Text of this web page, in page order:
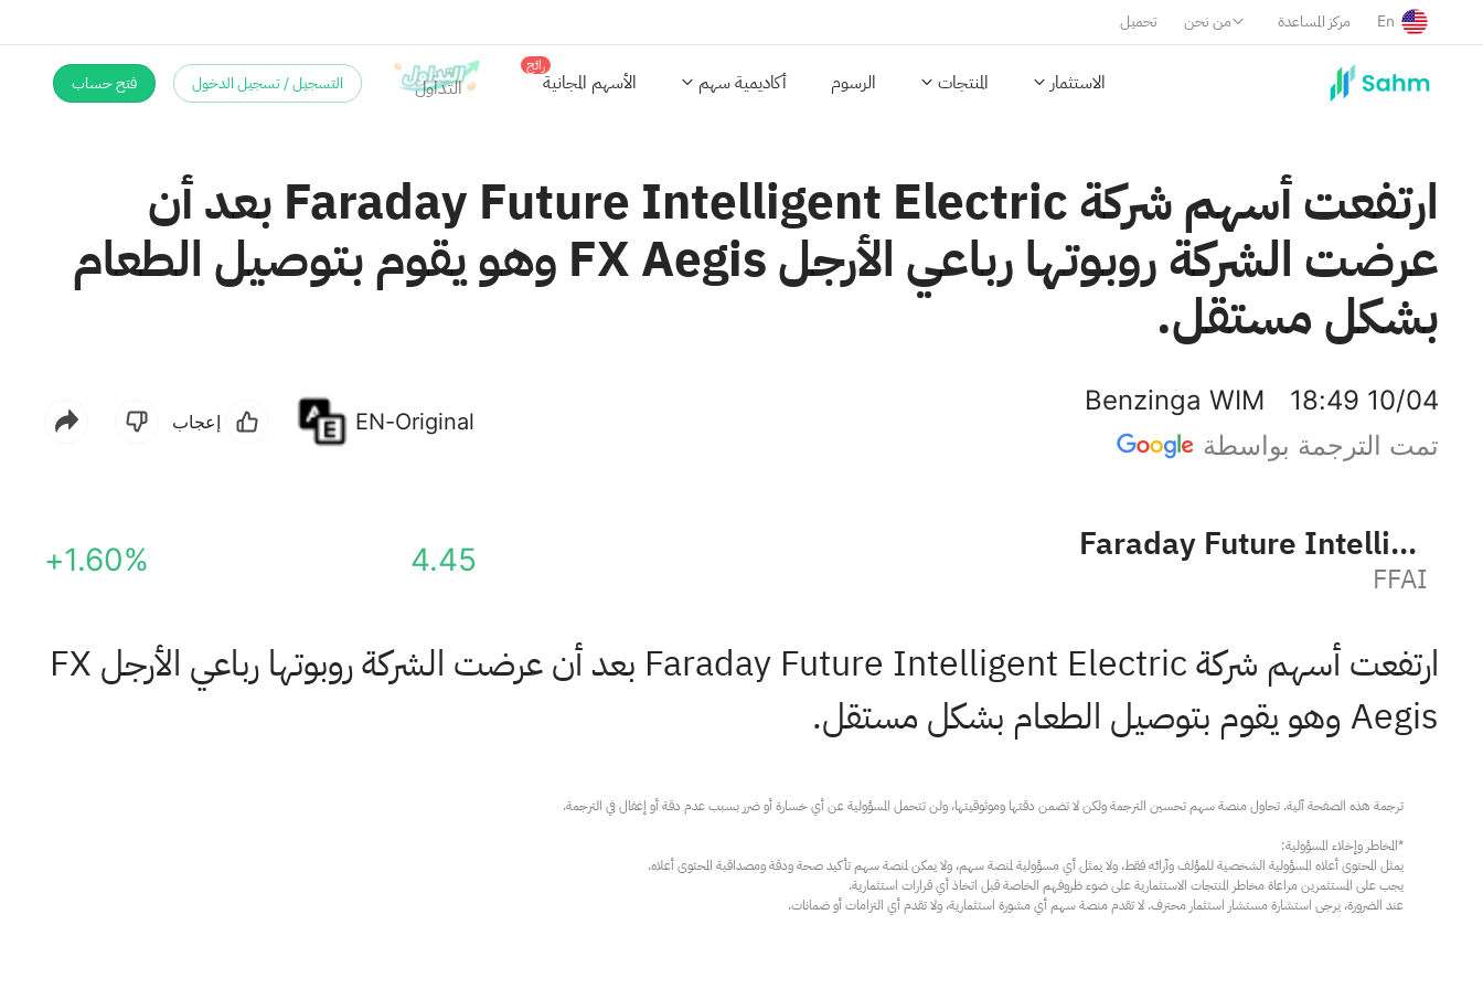
تحميل من نحن مركز المساعدة En
الاستثمار المنتجات الرسوم أكاديمية سهم الأسهم المجانية
رائج
التسجيل / تسجيل الدخول فتح حساب
ارتفعت أسهم شركة Faraday Future Intelligent Electric بعد أن
عرضت الشركة روبوتها رباعي الأرجل FX Aegis وهو يقوم بتوصيل الطعام
بشكل مستقل.
Benzinga WIM
18:49 10/04
تمت الترجمة بواسطة
EN-Original إعجاب
Faraday Future Intelligent Electric
FFAI
4.45
+1.60%
ارتفعت أسهم شركة Faraday Future Intelligent Electric بعد أن عرضت الشركة روبوتها رباعي الأرجل FX
Aegis وهو يقوم بتوصيل الطعام بشكل مستقل.
عند الضرورة، يرجى استشارة مستشار استثمار محترف. لا تقدم منصة سهم أي مشورة استثمارية، ولا تقدم أي التزامات أو ضمانات.